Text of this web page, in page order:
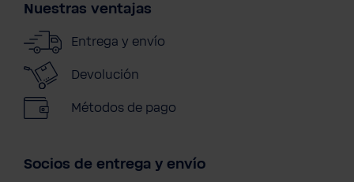
Nuestras ventajas
Entrega y envío
Devolución
Métodos de pago
Socios de entrega y envío